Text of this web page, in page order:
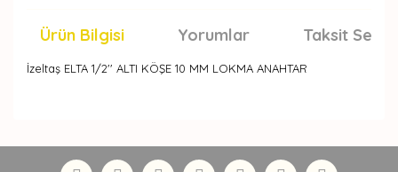
Ürün Bilgisi Yorumlar Taksit
İzeltaş ELTA 1/2'' ALTI KÖŞE 10 MM LOKMA ANAHTAR
formunu kullanarak tarafımıza iletebilirsiniz.
Görüş ve önerileriniz için teşekkür ederiz.